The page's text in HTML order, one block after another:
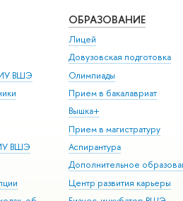
ВШЭ
ВШЭ
ОБРАЗОВАНИЕ
Лицей
Довузовская подготовка
Олимпиады
Прием в бакалавриат
Вышка+
Прием в магистратуру
Аспирантура
Дополнительное
Центр развития карьеры